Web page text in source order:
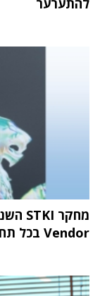
להתערער
Vendor בכל תחומי שוק ה-IT